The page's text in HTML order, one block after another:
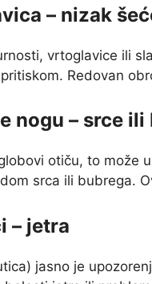
– nizak
vrtoglavice ili
Redovan
nogu – srce ili
otiču, to može
srca ili bubrega.
– jetra
jasno je